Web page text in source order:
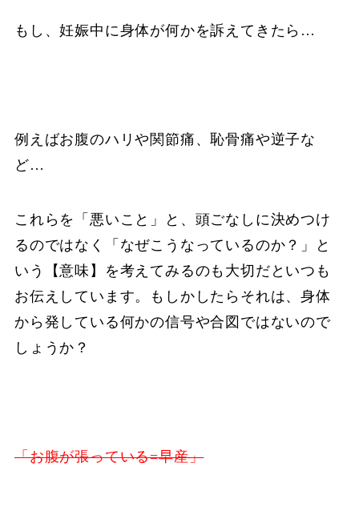
もし、妊娠中に身体が何かを訴えてきたら…
例えばお腹のハリや関節痛、恥骨痛や逆子な
ど…
これらを「悪いこと」と、頭ごなしに決めつけ
るのではなく「なぜこうなっているのか？」と
いう【意味】を考えてみるのも大切だといつも
お伝えしています。もしかしたらそれは、身体
から発している何かの信号や合図ではないので
しょうか？
「お腹が張っている=早産」